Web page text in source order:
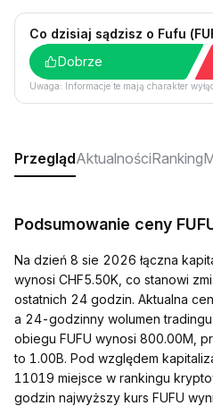
Co dzisiaj sądzisz o Fufu
Dobrze
Uwaga: Informacje te mają charakter
PrzeglądAktualnościRanking
Podsumowanie ceny
Na dzień 8 sie 2026 łączna
wynosi CHF5.50K, co stanowi
ostatnich 24 godzin. Aktualna
a 24-godzinny wolumen
obiegu FUFU wynosi 800.00M,
to 1.00B. Pod względem
11019 miejsce w rankingu
godzin najwyższy kurs FUFU